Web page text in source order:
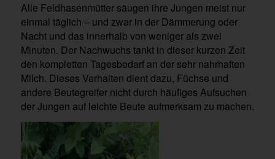
Alle Feldhasenmütter säugen ihre Jungen meist nur
einmal täglich – und zwar in der Dämmerung oder
Nacht und das innerhalb von weniger als zwei
Minuten. Der Nachwuchs tankt in dieser kurzen Zeit
den kompletten Tagesbedarf an der sehr nahrhaften
Milch. Dieses Verhalten dient dazu, Füchse und
andere Beutegreifer nicht durch häufiges Aufsuchen
der Jungen auf leichte Beute aufmerksam zu machen.